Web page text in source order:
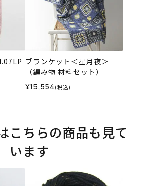
ブランケット＜星月夜＞
（編み物 材料セット）
¥15,554 (税込)
こちらの商品も見て
います